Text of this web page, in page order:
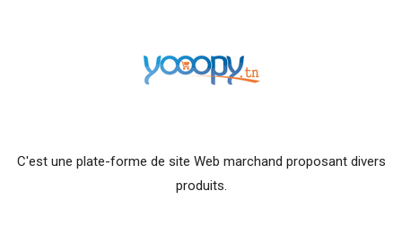
C'est une plate-forme de site Web marchand proposant divers
produits.